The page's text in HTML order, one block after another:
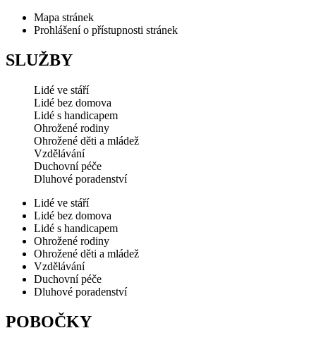
Mapa stránek
Prohlášení o přístupnosti stránek
SLUŽBY
Lidé ve stáří
Lidé bez domova
Lidé s handicapem
Ohrožené rodiny
Ohrožené děti a mládež
Vzdělávání
Duchovní péče
Dluhové poradenství
Lidé ve stáří
Lidé bez domova
Lidé s handicapem
Ohrožené rodiny
Ohrožené děti a mládež
Vzdělávání
Duchovní péče
Dluhové poradenství
POBOČKY